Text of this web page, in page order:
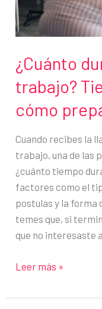
de
mesa
¿Cuánto
trabajo?
cómo
Cuando recibes la
trabajo, una de las
¿cuánto tiempo
factores como el
postulas y la forma
temes que, si
que no interesaste
¿Cuánto
una
Leer más »